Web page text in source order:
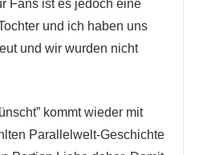
Fans ist es jedoch eine
und ich haben uns
und wir wurden nicht
kommt wieder mit
Parallelwelt-Geschichte